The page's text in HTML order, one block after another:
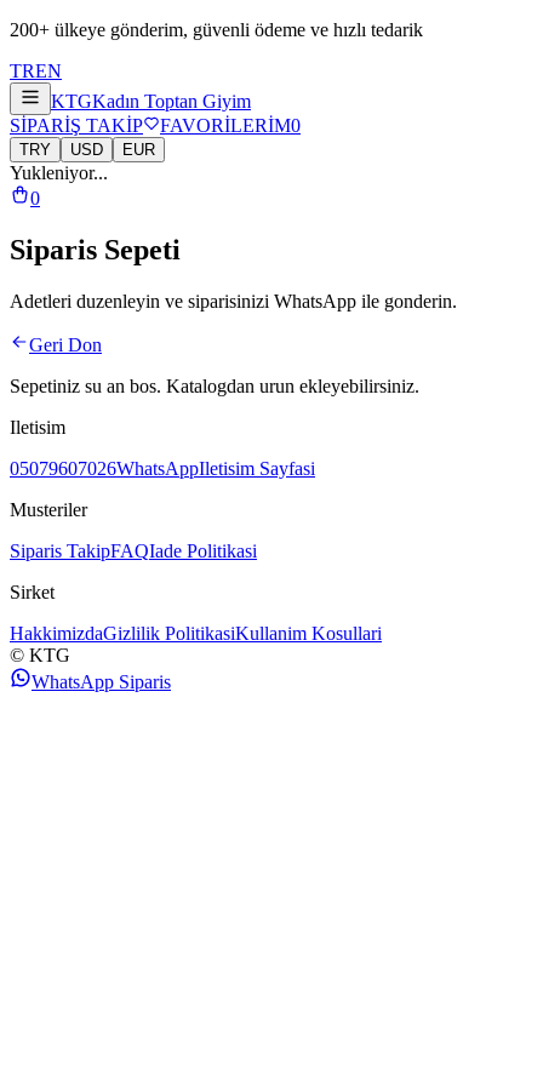
200+ ülkeye gönderim, güvenli ödeme ve hızlı tedarik
TREN
KTGKadın Toptan Giyim
SİPARİŞ TAKİP
FAVORİLERİM0
TRY USD EUR
Yukleniyor...
0
Siparis Sepeti
Adetleri duzenleyin ve siparisinizi WhatsApp ile gonderin.
Geri Don
Sepetiniz su an bos. Katalogdan urun ekleyebilirsiniz.
Iletisim
05079607026WhatsAppIletisim Sayfasi
Musteriler
Siparis TakipFAQIade Politikasi
Sirket
HakkimizdaGizlilik PolitikasiKullanim Kosullari
© KTG
WhatsApp Siparis